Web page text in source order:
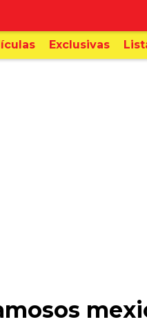
Exclusivas